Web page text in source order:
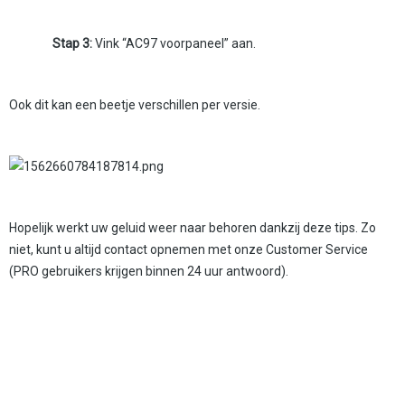
Stap 3:Vink “AC97 voorpaneel” aan.
Ook dit kan een beetje verschillen per versie.
Hopelijk werkt uw geluid weer naar behoren dankzij deze tips. Zo
niet, kunt u altijd contact opnemen met onze Customer Service
(PRO gebruikers krijgen binnen 24 uur antwoord).